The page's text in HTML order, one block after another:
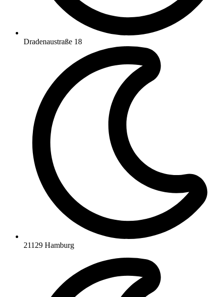
Dradenaustraße 18
21129 Hamburg